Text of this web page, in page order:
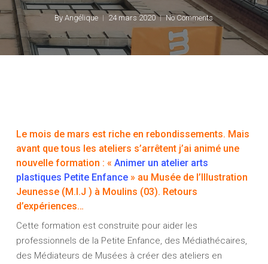
By Angélique 24 mars 2020 No Comments
Le mois de mars est riche en rebondissements. Mais
avant que tous les ateliers s’arrêtent j’ai animé une
nouvelle formation : « Animer un atelier arts
plastiques Petite Enfance» au Musée de l’Illustration
Jeunesse (M.I.J ) à Moulins (03). Retours
d’expériences…
Cette formation est construite pour aider les
professionnels de la Petite Enfance, des Médiathécaires,
des Médiateurs de Musées à créer des ateliers en